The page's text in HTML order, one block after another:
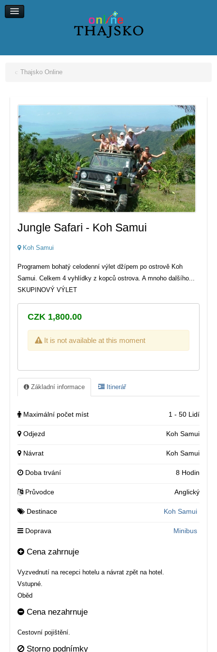
Thajsko Online
Jungle Safari - Koh Samui
Koh Samui
Programem bohatý celodenní výlet džípem po ostrově Koh
Samui. Celkem 4 vyhlídky z kopců ostrova. A mnoho dalšího...
SKUPINOVÝ VÝLET
CZK 1,800.00
It is not available at this moment
Základní informace Itinerář
Maximální počet míst 1 - 50 Lidí
Odjezd Koh Samui
Návrat Koh Samui
Doba trvání 8 Hodin
Průvodce Anglický
Destinace Koh Samui
Doprava Minibus
Cena zahrnuje
Vyzvednutí na recepci hotelu a návrat zpět na hotel.
Vstupné.
Oběd
Cena nezahrnuje
Cestovní pojištění.
Storno podnímky